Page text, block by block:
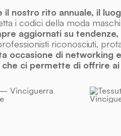
nostro rito annuale, il
i codici della moda
aggiornati su
riconosciuti,
occasione di networking
ci permette di offrire